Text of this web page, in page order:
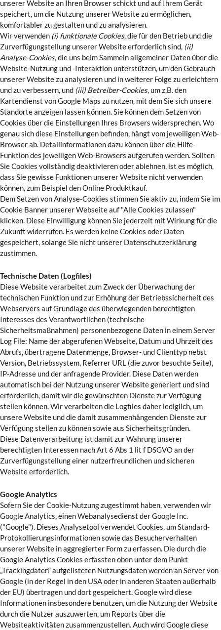
unserer Website an Ihren Browser schickt und auf Ihrem Gerät
speichert, um die Nutzung unserer Website zu ermöglichen,
komfortabler zu gestalten und zu analysieren.
Wir verwenden (i) funktionale Cookies, die für den Betrieb und die
Zurverfügungstellung unserer Website erforderlich sind, (ii)
Analyse-Cookies, die uns beim Sammeln allgemeiner Daten über die
Website-Nutzung und -Interaktion unterstützen, um den Gebrauch
unserer Website zu analysieren und in weiterer Folge zu erleichtern
und zu verbessern, und (iii) Betreiber-Cookies, um z.B. den
Kartendienst von Google Maps zu nutzen, mit dem Sie sich unsere
Standorte anzeigen lassen können. Sie können dem Setzen von
Cookies über die Einstellungen Ihres Browsers widersprechen. Wo
genau sich diese Einstellungen befinden, hängt vom jeweiligen Web-
Browser ab. Detailinformationen dazu können über die Hilfe-
Funktion des jeweiligen Web-Browsers aufgerufen werden. Sollten
Sie Cookies vollständig deaktivieren oder ablehnen, ist es möglich,
dass Sie gewisse Funktionen unserer Website nicht verwenden
können, zum Beispiel den Online Produktkauf.
Dem Setzen von Analyse-Cookies stimmen Sie aktiv zu, indem Sie im
Cookie Banner unserer Webseite auf "Alle Cookies zulassen"
klicken. Diese Einwilligung können Sie jederzeit mit Wirkung für die
Zukunft widerrufen. Es werden keine Cookies oder Daten
gespeichert, solange Sie nicht unserer Datenschutzerklärung
zustimmen.
Technische Daten (Logfiles)
Diese Website verarbeitet zum Zweck der Überwachung der
technischen Funktion und zur Erhöhung der Betriebssicherheit des
Webservers auf Grundlage des überwiegenden berechtigten
Interesses des Verantwortlichen (technische
Sicherheitsmaßnahmen) personenbezogene Daten in einem Server
Log File: Name der abgerufenen Webseite, Datum und Uhrzeit des
Abrufs, übertragene Datenmenge, Browser- und Clienttyp nebst
Version, Betriebssystem, Referrer URL (die zuvor besuchte Seite),
IP-Adresse und der anfragende Provider. Diese Daten werden
automatisch bei der Nutzung unserer Website generiert und sind
erforderlich, damit wir die gewünschten Dienste zur Verfügung
stellen können. Wir verarbeiten die Logfiles daher lediglich, um
unsere Website und die damit zusammenhängenden Dienste zur
Verfügung stellen zu können sowie aus Sicherheitsgründen.
Diese Datenverarbeitung ist damit zur Wahrung unserer
berechtigten Interessen nach Art 6 Abs 1 lit f DSGVO an der
Zurverfügungstellung einer nutzerfreundlichen und sicheren
Website erforderlich.
Google Analytics
Sofern Sie der Cookie-Nutzung zugestimmt haben, verwenden wir
Google Analytics, einen Webanalysedienst der Google Inc.
("Google"). Dieses Analysetool verwendet Cookies, um Standard-
Protokollierungsinformationen sowie das Besucherverhalten
unserer Website in aggregierter Form zu erfassen. Die durch die
Google Analytics Cookies erfassten oben unter dem Punkt
„Trackingdaten“ aufgelisteten Nutzungsdaten werden an Server von
Google (in der Regel in den USA oder in anderen Staaten außerhalb
der EU) übertragen und dort gespeichert. Google wird diese
Informationen insbesondere benutzen, um die Nutzung der Website
durch die Nutzer auszuwerten, um Reports über die
Websiteaktivitäten zusammenzustellen. Auch wird Google diese